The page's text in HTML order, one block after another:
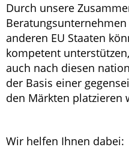
Durch unsere
anderen EU Staaten
kompetent
auch nach diesen
der Basis einer
den Märkten platzieren
Wir helfen Ihnen dabei: